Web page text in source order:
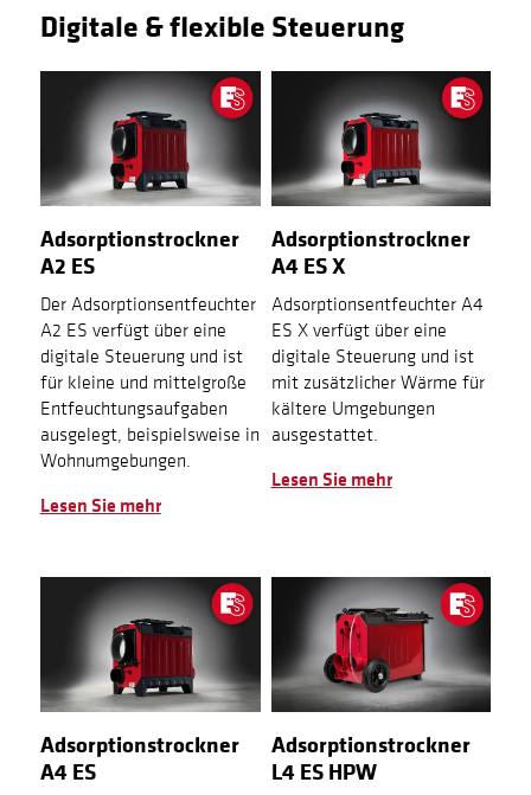
Digitale & flexible Steuerung
Adsorptionstrockner
A2 ES
Der Adsorptionsentfeuchter
A2 ES verfügt über eine
digitale Steuerung und ist
für kleine und mittelgroße
Entfeuchtungsaufgaben
ausgelegt, beispielsweise in
Wohnumgebungen.
Lesen Sie mehr
Adsorptionstrockner
A4 ES X
Adsorptionsentfeuchter A4
ES X verfügt über eine
digitale Steuerung und ist
mit zusätzlicher Wärme für
kältere Umgebungen
ausgestattet.
Lesen Sie mehr
Adsorptionstrockner
A4 ES
Adsorptionstrockner
L4 ES HPW